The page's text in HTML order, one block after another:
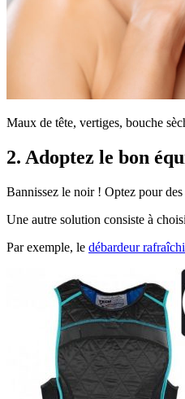
Maux de tête, vertiges, bouche
2. Adoptez le bon
Bannissez le noir ! Optez pour
Une autre solution consiste à
Par exemple, le débardeur